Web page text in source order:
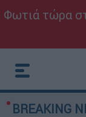
Φωτιά τώρα
BREAKING